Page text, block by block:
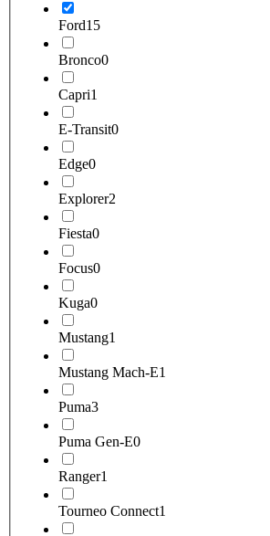
Ford15
Bronco0
Capri1
E-Transit0
Edge0
Explorer2
Fiesta0
Focus0
Kuga0
Mustang1
Mustang Mach-E1
Puma3
Puma Gen-E0
Ranger1
Tourneo Connect1